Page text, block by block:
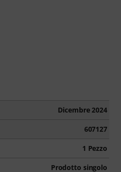
Dicembre 2024
607127
1 Pezzo
Prodotto singolo